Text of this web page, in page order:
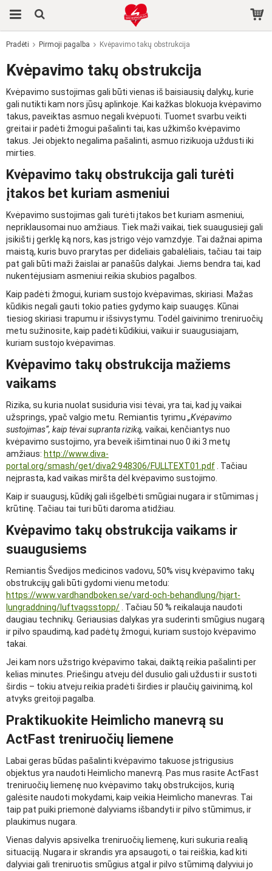
Pradėti Pirmoji pagalba Kvėpavimo takų obstrukcija
Kvėpavimo takų obstrukcija
Kvėpavimo sustojimas gali būti vienas iš baisiausių dalykų, kurie
gali nutikti kam nors jūsų aplinkoje. Kai kažkas blokuoja kvėpavimo
takus, paveiktas asmuo negali kvėpuoti. Tuomet svarbu veikti
greitai ir padėti žmogui pašalinti tai, kas užkimšo kvėpavimo
takus. Jei objekto negalima pašalinti, asmuo rizikuoja uždusti iki
mirties.
Kvėpavimo takų obstrukcija gali turėti
įtakos bet kuriam asmeniui
Kvėpavimo sustojimas gali turėti įtakos bet kuriam asmeniui,
nepriklausomai nuo amžiaus. Tiek maži vaikai, tiek suaugusieji gali
įsikišti į gerklę ką nors, kas įstrigo vėjo vamzdyje. Tai dažnai apima
maistą, kuris buvo prarytas per dideliais gabalėliais, tačiau tai taip
pat gali būti maži žaislai ar panašūs dalykai. Jiems bendra tai, kad
nukentėjusiam asmeniui reikia skubios pagalbos.
Kaip padėti žmogui, kuriam sustojo kvėpavimas, skiriasi. Mažas
kūdikis negali gauti tokio paties gydymo kaip suaugęs. Kūnai
tiesiog skiriasi trapumu ir išsivystymu. Todėl gaivinimo treniruočių
metu sužinosite, kaip padėti kūdikiui, vaikui ir suaugusiajam,
kuriam sustojo kvėpavimas.
Kvėpavimo takų obstrukcija mažiems
vaikams
Rizika, su kuria nuolat susiduria visi tėvai, yra tai, kad jų vaikai
užsprings, ypač valgio metu. Remiantis tyrimu „Kvėpavimo
sustojimas“, kaip tėvai supranta riziką, vaikai, kenčiantys nuo
kvėpavimo sustojimo, yra beveik išimtinai nuo 0 iki 3 metų
amžiaus: http://www.diva-
portal.org/smash/get/diva2:948306/FULLTEXT01.pdf . Tačiau
neįprasta, kad vaikas miršta dėl kvėpavimo sustojimo.
Kaip ir suaugusį, kūdikį gali išgelbėti smūgiai nugara ir stūmimas į
krūtinę. Tačiau tai turi būti daroma atidžiau.
Kvėpavimo takų obstrukcija vaikams ir
suaugusiems
Remiantis Švedijos medicinos vadovu, 50% visų kvėpavimo takų
obstrukcijų gali būti gydomi vienu metodu:
https://www.vardhandboken.se/vard-och-behandlung/hjart-
lungraddning/luftvagsstopp/ . Tačiau 50 % reikalauja naudoti
daugiau technikų. Geriausias dalykas yra suderinti smūgius nugarą
ir pilvo spaudimą, kad padėtų žmogui, kuriam sustojo kvėpavimo
takai.
Jei kam nors užstrigo kvėpavimo takai, daiktą reikia pašalinti per
kelias minutes. Priešingu atveju dėl dusulio gali uždusti ir sustoti
širdis – tokiu atveju reikia pradėti širdies ir plaučių gaivinimą, kol
atvyks greitoji pagalba.
Praktikuokite Heimlicho manevrą su
ActFast treniruočių liemene
Labai geras būdas pašalinti kvėpavimo takuose įstrigusius
objektus yra naudoti Heimlicho manevrą. Pas mus rasite ActFast
treniruočių liemenę nuo kvėpavimo takų obstrukcijos, kurią
galėsite naudoti mokydami, kaip veikia Heimlicho manevras. Tai
taip pat puiki priemonė dalyviams išbandyti ir pilvo stūmimus, ir
plaukimus nugara.
Vienas dalyvis apsivelka treniruočių liemenę, kuri sukuria realią
situaciją. Nugara ir skrandis yra apsaugoti, o tai reiškia, kad kiti
dalyviai gali treniruotis smūgius atgal ir pilvo stūmimą dalyviui jo